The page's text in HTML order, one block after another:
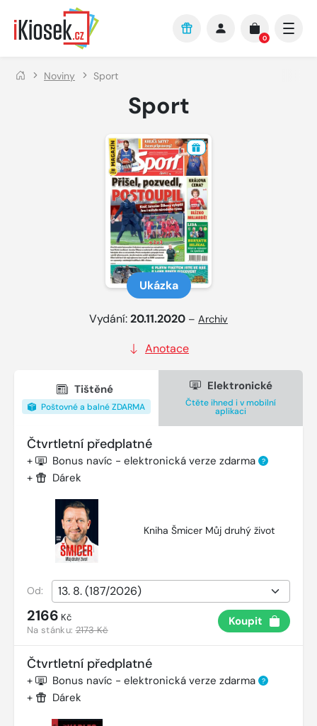
Přejít na hlavní obsah
0
Noviny Sport
Sport
Ukázka
Vydání:20.11.2020 – Archiv
Anotace
Tištěné
Poštovné a balné ZDARMA
Elektronické
Čtěte ihned i v mobilní
aplikaci
Čtvrtletní předplatné
+ Bonus navíc - elektronická verze zdarma ?
+ Dárek
Kniha Šmicer Můj druhý život
Od:
2166 Kč
Na stánku:2173 Kč
Koupit
Čtvrtletní předplatné
+ Bonus navíc - elektronická verze zdarma ?
+ Dárek